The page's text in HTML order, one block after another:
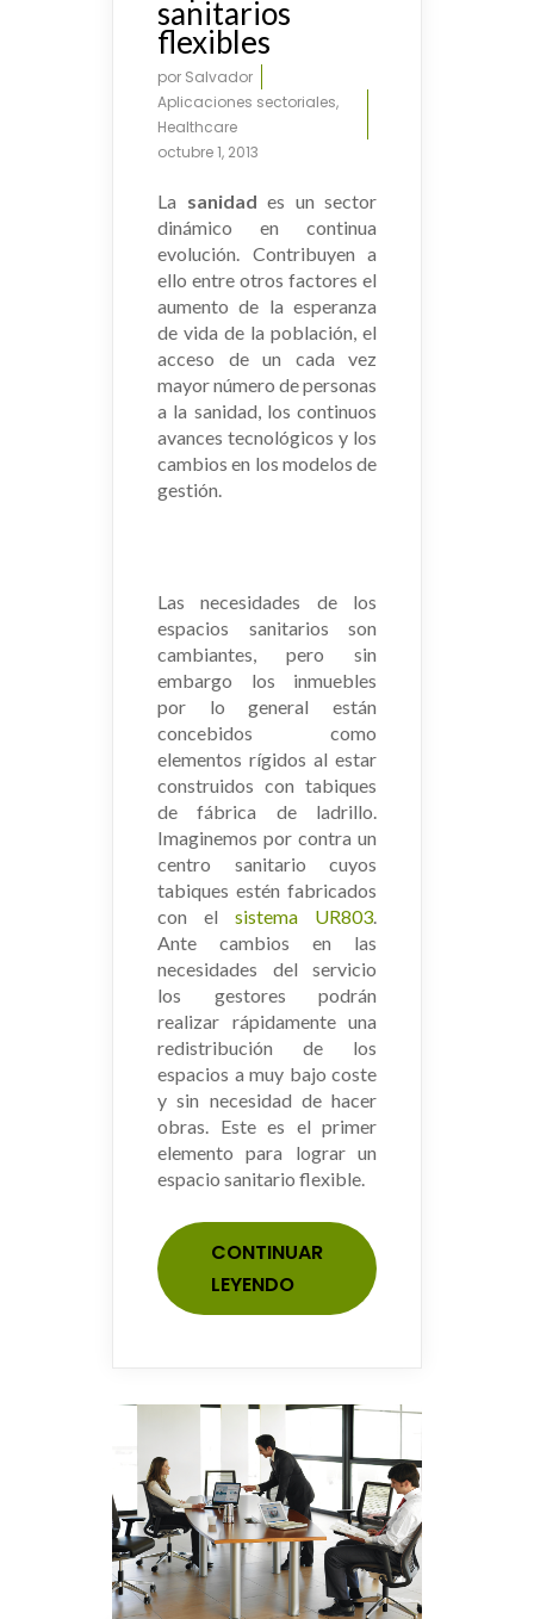
sanitarios
flexibles
por Salvador
Aplicaciones sectoriales,
Healthcare
octubre 1, 2013
La sanidad es un sector
dinámico en continua
evolución. Contribuyen a
ello entre otros factores el
aumento de la esperanza
de vida de la población, el
acceso de un cada vez
mayor número de personas
a la sanidad, los continuos
avances tecnológicos y los
cambios en los modelos de
gestión.
Las necesidades de los
espacios sanitarios son
cambiantes, pero sin
embargo los inmuebles
por lo general están
concebidos como
elementos rígidos al estar
construidos con tabiques
de fábrica de ladrillo.
Imaginemos por contra un
centro sanitario cuyos
tabiques estén fabricados
con el sistema UR803.
Ante cambios en las
necesidades del servicio
los gestores podrán
realizar rápidamente una
redistribución de los
espacios a muy bajo coste
y sin necesidad de hacer
obras. Este es el primer
elemento para lograr un
espacio sanitario flexible.
CONTINUAR
LEYENDO